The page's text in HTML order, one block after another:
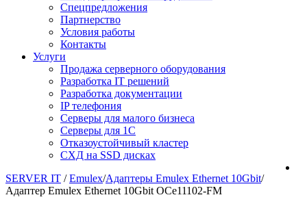
Спецпредложения
Партнерство
Условия работы
Контакты
Услуги
Продажа серверного оборудования
Разработка IT решений
Разработка документации
IP телефония
Серверы для малого бизнеса
Серверы для 1С
Отказоустойчивый кластер
СХД на SSD дисках
SERVER IT / Emulex/Адаптеры Emulex Ethernet 10Gbit/
Адаптер Emulex Ethernet 10Gbit OCe11102-FM